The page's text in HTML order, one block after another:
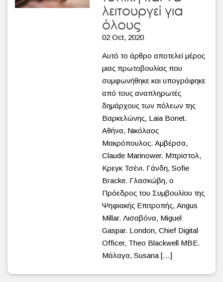
λειτουργεί για
όλους
02 Oct, 2020
Αυτό το άρθρο αποτελεί μέρος
μιας πρωτοβουλίας που
συμφωνήθηκε και υπογράφηκε
από τους αναπληρωτές
δημάρχους των πόλεων της
Βαρκελώνης, Laia Bonet.
Αθήνα, Νικόλαος
Μακρόπουλος. Αμβέρσα,
Claude Marinower. Μπρίστολ,
Κρεγκ Τσένι. Γάνδη, Sofie
Bracke. Γλασκώβη, ο
Πρόεδρος του Συμβουλίου της
Ψηφιακής Επιτροπής, Angus
Millar. Λισαβόνα, Miguel
Gaspar. London, Chief Digital
Officer, Theo Blackwell MBE.
Μάλαγα, Susana […]